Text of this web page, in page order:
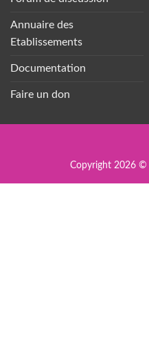
Annuaire des
Etablissements
Documentation
Faire un don
Copyright 2026 ©